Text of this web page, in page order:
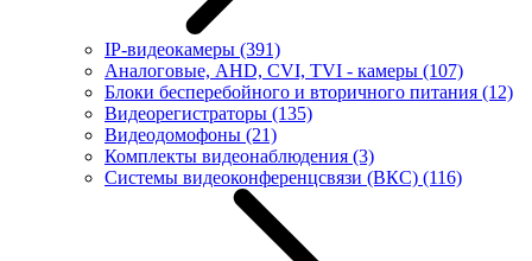
IP-видеокамеры (391)
Аналоговые, AHD, CVI, TVI - камеры (107)
Блоки бесперебойного и вторичного питания (12)
Видеорегистраторы (135)
Видеодомофоны (21)
Комплекты видеонаблюдения (3)
Системы видеоконференцсвязи (ВКС) (116)